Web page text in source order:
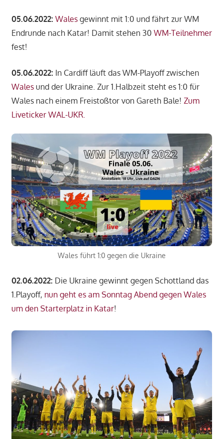
05.06.2022: Walesgewinnt mit 1:0 und fährt zur WM
Endrunde nach Katar! Damit stehen 30 WM-Teilnehmer
fest!
05.06.2022: In Cardiff läuft das WM-Playoff zwischen
Walesund der Ukraine. Zur 1.Halbzeit steht es 1:0 für
Wales nach einem Freistoßtor von Gareth Bale! Zum
Liveticker WAL-UKR.
Wales führt 1:0 gegen die Ukraine
02.06.2022: Die Ukraine gewinnt gegen Schottland das
1.Playoff, nun geht es am Sonntag Abend gegen Wales
um den Starterplatz in Katar!